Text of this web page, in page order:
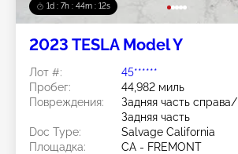
1d : 7h : 44m : 09s
2023 TESLA Model Y
Лот #:
45******
Пробег:
44,982 миль
Повреждения:
Задняя часть справа/
Задняя часть
Doc Type:
Salvage California
Площадка:
CA - FREMONT